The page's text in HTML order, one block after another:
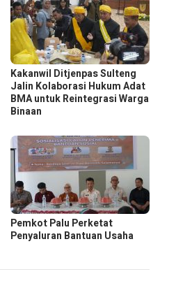
Kakanwil Ditjenpas Sulteng
Jalin Kolaborasi Hukum Adat
BMA untuk Reintegrasi Warga
Binaan
Pemkot Palu Perketat
Penyaluran Bantuan Usaha